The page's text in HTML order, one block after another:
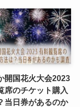
開国花火大会2023
席のチケット購入
当日券があるのか